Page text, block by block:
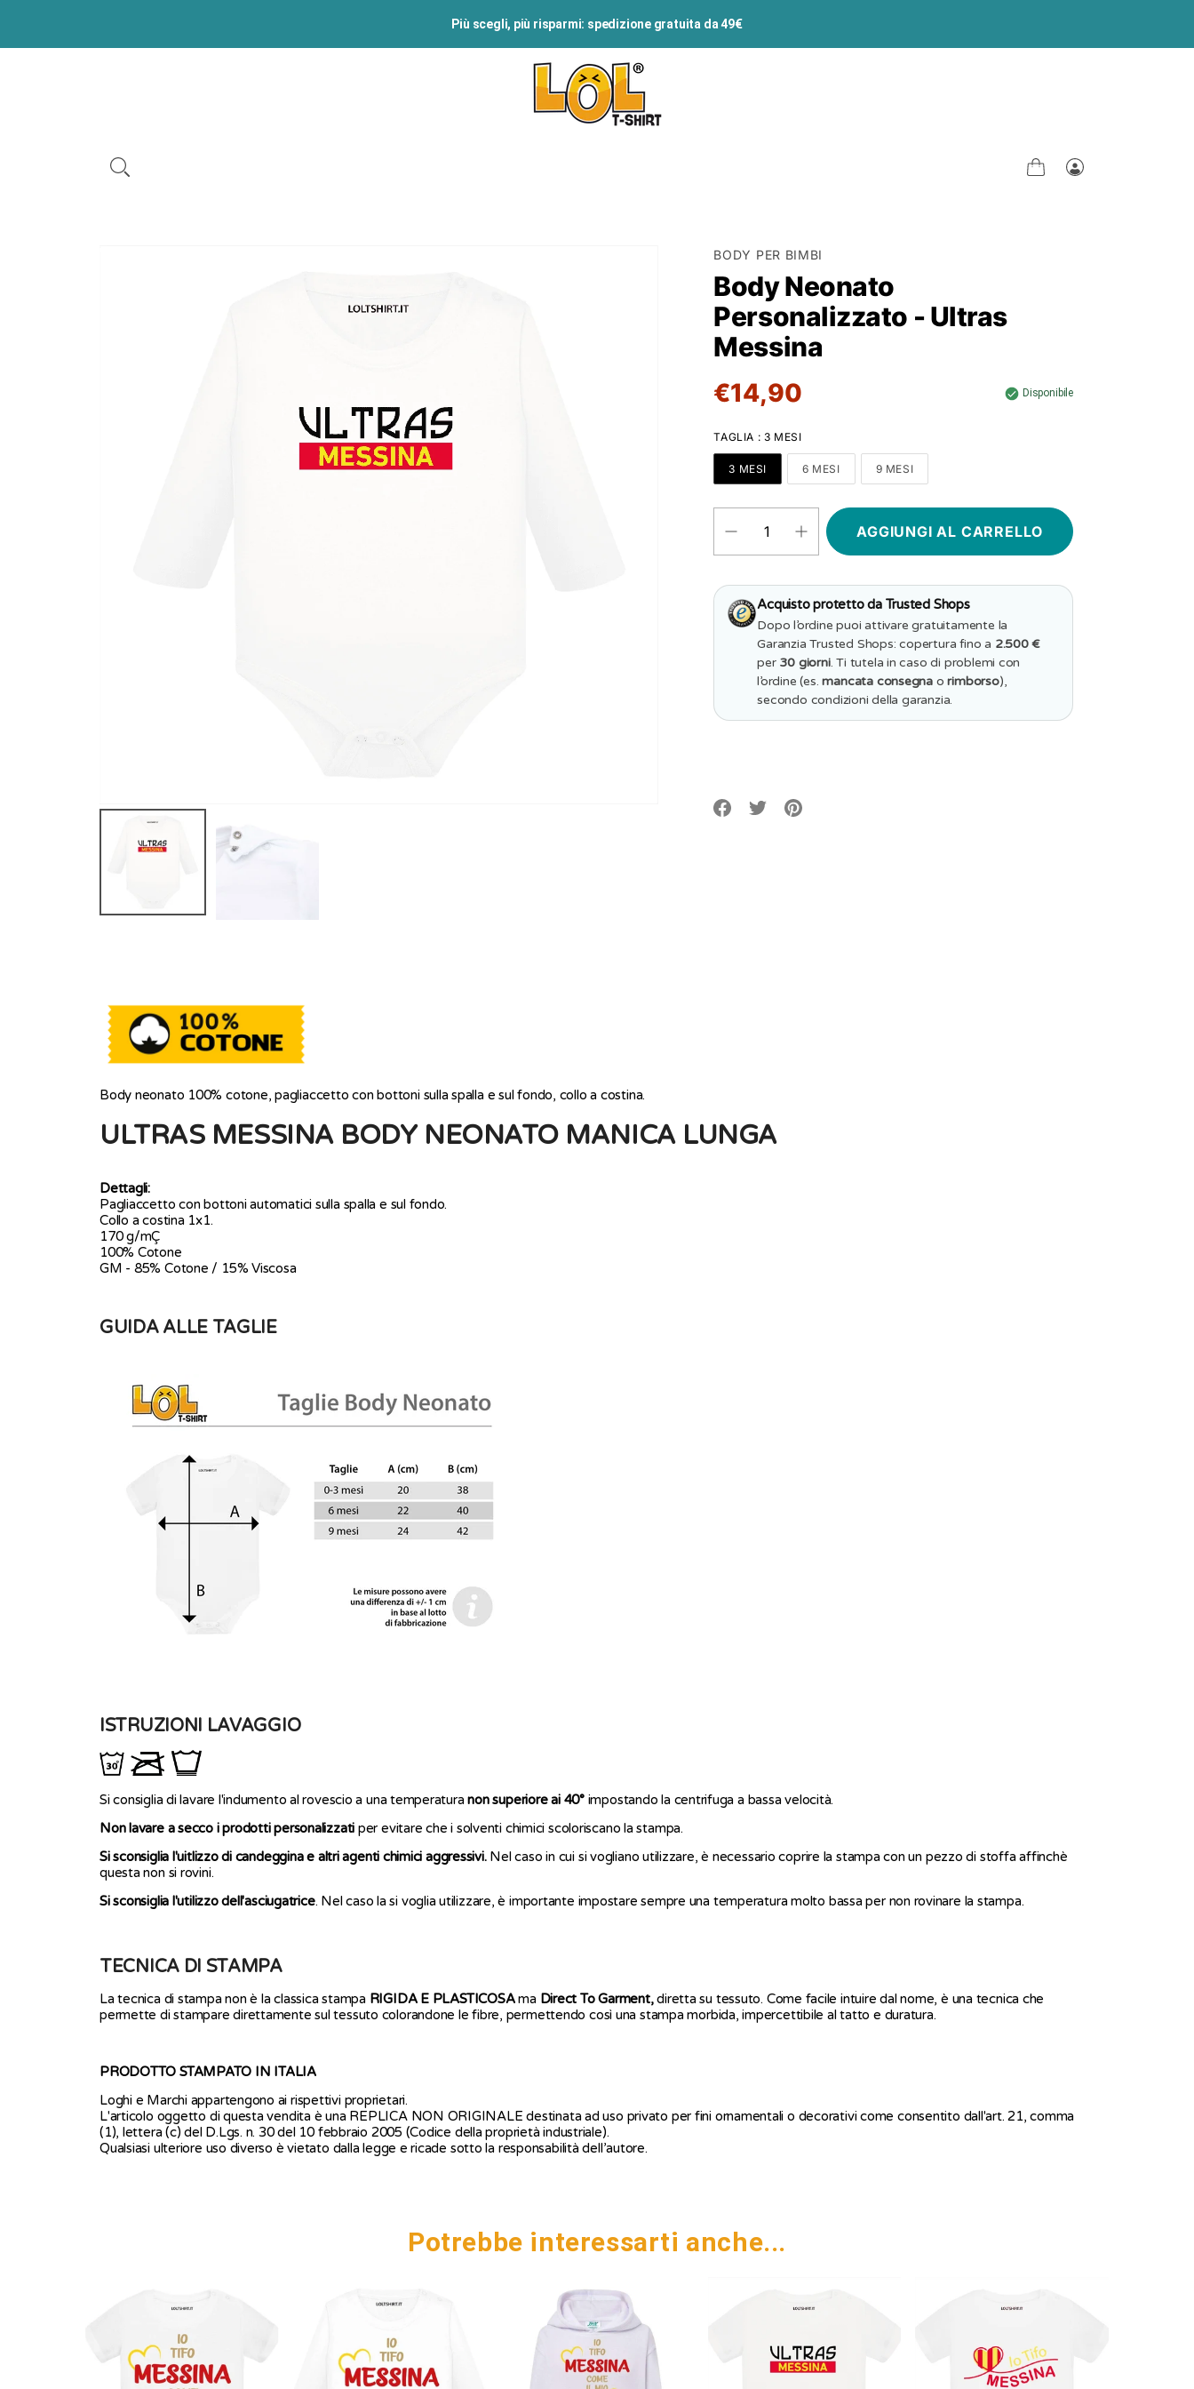
Più scegli, più risparmi: spedizione gratuita da 49€
CarrelloAccedi
BODY PER BIMBI
Body Neonato
Personalizzato - Ultras
Messina
€14,90 Disponibile
TAGLIA : 3 MESI
3 MESI 6 MESI 9 MESI
QUANTITÀ
Diminuisci
Personalizzato
-
Messina
Aumenta
quantità
per
Neonato
Personalizzato
Ultras
Messina
Acquisto protetto da Trusted Shops
Dopo l’ordine puoi attivare gratuitamente la
Garanzia Trusted Shops: copertura fino a 2.500 €
per 30 giorni. Ti tutela in caso di problemi con
l’ordine (es.mancata consegna orimborso),
secondo condizioni della garanzia.
TranslationTranslationTranslation
Body neonato 100% cotone, pagliaccetto con bottoni sulla spalla e sul fondo, collo a costina.
ULTRAS MESSINA BODY NEONATO MANICA LUNGA
Dettagli:
Pagliaccetto con bottoni automatici sulla spalla e sul fondo.
Collo a costina 1x1.
170 g/mÇ
100% Cotone
GM - 85% Cotone / 15% Viscosa
GUIDA ALLE TAGLIE
ISTRUZIONI LAVAGGIO
Si consiglia di lavare l'indumento al rovescio a una temperatura non superiore ai 40° impostando la centrifuga a bassa velocità.
Non lavare a secco i prodotti personalizzati per evitare che i solventi chimici scoloriscano la stampa.
Si sconsiglia l'uitlizzo di candeggina e altri agenti chimici aggressivi. Nel caso in cui si vogliano utilizzare, è necessario coprire la stampa con un pezzo di stoffa affinchè
questa non si rovini.
Si sconsiglia l'utilizzo dell'asciugatrice. Nel caso la si voglia utilizzare, è importante impostare sempre una temperatura molto bassa per non rovinare la stampa.
TECNICA DI STAMPA
La tecnica di stampa non è la classica stampa RIGIDA E PLASTICOSAma Direct To Garment,diretta su tessuto. Come facile intuire dal nome, è una tecnica che
permette di stampare direttamente sul tessuto colorandone le fibre, permettendo così una stampa morbida, impercettibile al tatto e duratura.
PRODOTTO STAMPATO IN ITALIA
Loghi e Marchi appartengono ai rispettivi proprietari.
L'articolo oggetto di questa vendita è una REPLICA NON ORIGINALE destinata ad uso privato per fini ornamentali o decorativi come consentito dall'art. 21, comma
(1), lettera (c) del D.Lgs. n. 30 del 10 febbraio 2005 (Codice della proprietà industriale).
Qualsiasi ulteriore uso diverso è vietato dalla legge e ricade sotto la responsabilità dell’autore.
Potrebbe interessarti anche...